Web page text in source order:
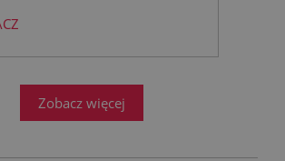
łazienek stanęło
Zobacz więcej